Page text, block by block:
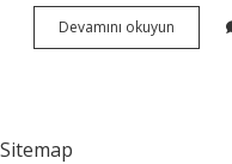
Devamını okuyun
Neden
Sitemap